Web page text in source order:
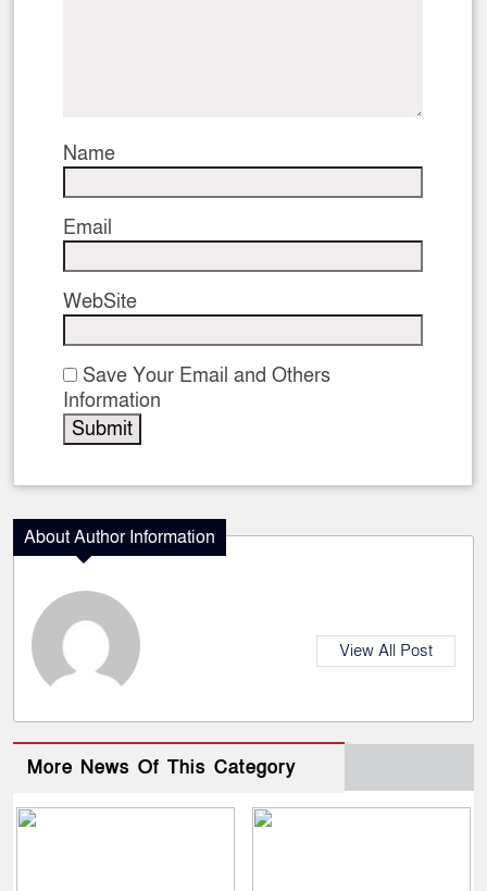
Name
Email
WebSite
Save Your Email and Others
Information
About Author Information
View All Post
More News Of This Category